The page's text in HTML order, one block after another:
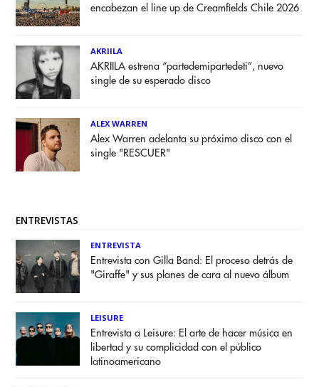
encabezan el line up de Creamfields Chile 2026
AKRIILA
AKRIILA estrena “partedemipartedeti”, nuevo
single de su esperado disco
ALEX WARREN
Alex Warren adelanta su próximo disco con el
single "RESCUER"
ENTREVISTAS
ENTREVISTA
Entrevista con Gilla Band: El proceso detrás de
"Giraffe" y sus planes de cara al nuevo álbum
LEISURE
Entrevista a Leisure: El arte de hacer música en
libertad y su complicidad con el público
latinoamericano